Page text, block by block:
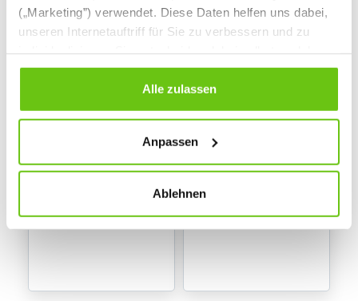
(„Marketing”) verwendet. Diese Daten helfen uns dabei,
unseren Internetauftriff für Sie zu verbessern und zu
Cookies Sie erlauben. Verweigern Sie Ihre Zustimmung,
wählen Sie „Alle ablehnen” – in diesem Fall werden nur
Daten verarbeitet, die für den Besuch unserer Website
jederzeit ändern, indem Sie auf die Schaltfläche unten
links klicken. Weitere Informationen zur Datennutzung
Alle zulassen
Anpassen
Ablehnen
Blumenwiese
Glückwunschkarte